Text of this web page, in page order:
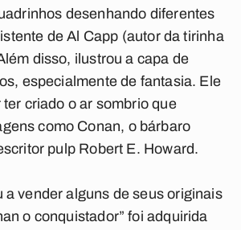
desenhando diferentes
de Al Capp (autor da tirinha
disso, ilustrou a capa de
especialmente de fantasia. Ele
criado o ar sombrio que
como Conan, o bárbaro
pulp Robert E. Howard.
a vender alguns de seus originais
o conquistador” foi adquirida